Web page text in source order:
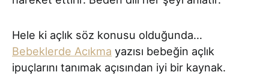
Hele ki açlık söz konusu olduğunda…
Bebeklerde Acıkma yazısı bebeğin açlık
ipuçlarını tanımak açısından iyi bir kaynak.